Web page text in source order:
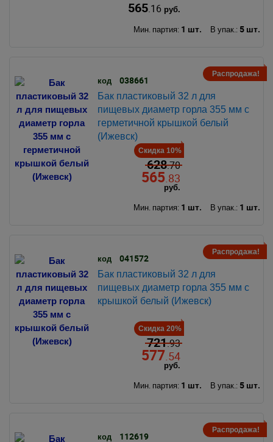
565.16 руб.
Мин. партия: 1 шт. В упак.: 5 шт.
Распродажа!
код 038661
Бак пластиковый 32 л для
пищевых диаметр горла 355 мм с
герметичной крышкой белый
(Ижевск)
Скидка 10%
628.70
565.83
руб.
Мин. партия: 1 шт. В упак.: 1 шт.
Распродажа!
код 041572
Бак пластиковый 32 л для
пищевых диаметр горла 355 мм с
крышкой белый (Ижевск)
Скидка 20%
721.93
577.54
руб.
Мин. партия: 1 шт. В упак.: 5 шт.
Распродажа!
код 112619